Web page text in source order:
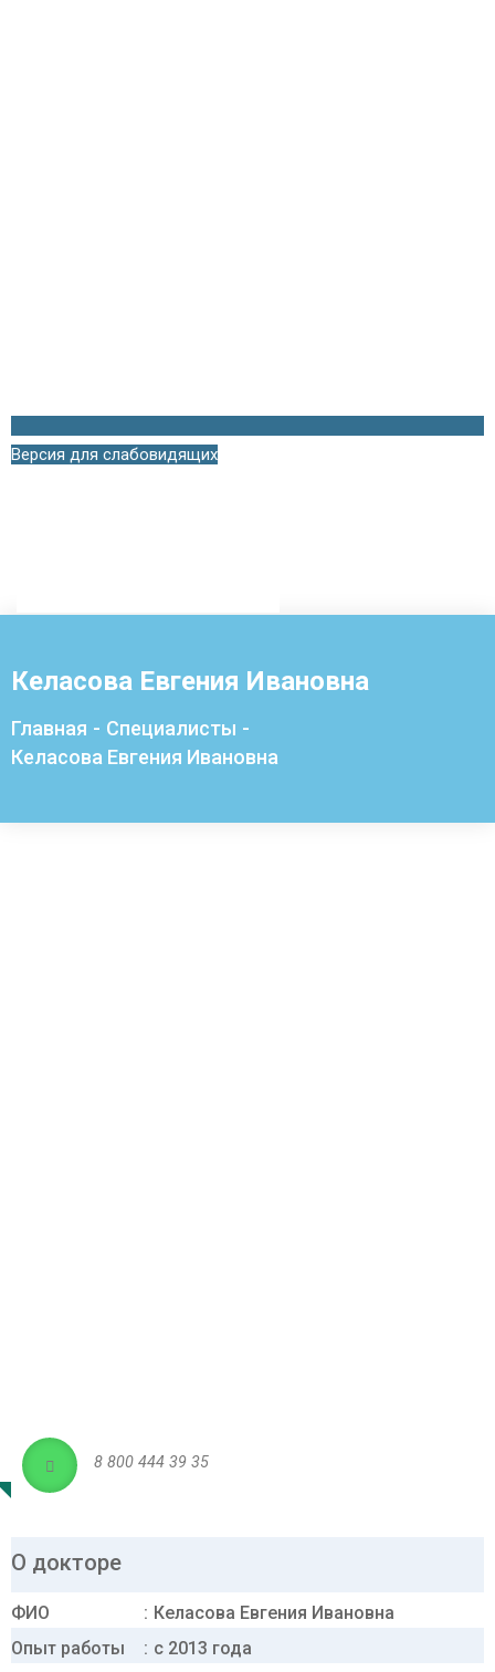
Версия для слабовидящих
Келасова Евгения Ивановна
Главная - Специалисты -
Келасова Евгения Ивановна
8 800 444 39 35
О докторе
ФИО
Келасова Евгения Ивановна
Опыт работы
с 2013 года